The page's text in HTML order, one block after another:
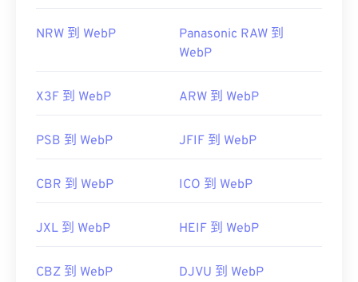
NRW 到 WebP
Panasonic RAW 到
WebP
X3F 到 WebP ARW 到 WebP
PSB 到 WebP JFIF 到 WebP
CBR 到 WebP ICO 到 WebP
JXL 到 WebP HEIF 到 WebP
CBZ 到 WebP DJVU 到 WebP